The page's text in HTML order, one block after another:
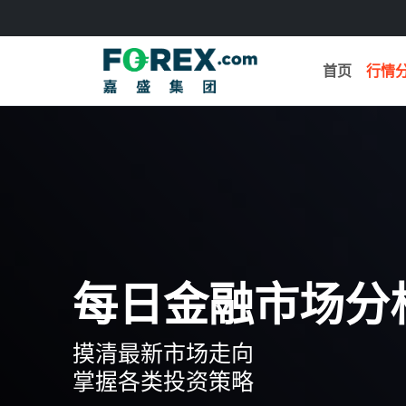
首页 行情
每日金融市场分
摸清最新市场走向
掌握各类投资策略